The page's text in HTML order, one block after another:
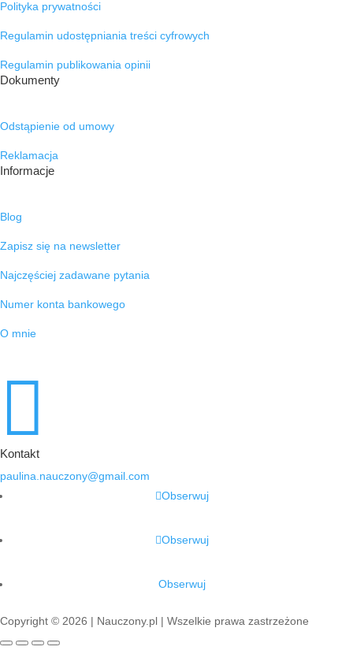
Polityka prywatności
Regulamin udostępniania treści cyfrowych
Regulamin publikowania opinii
Dokumenty
Odstąpienie od umowy
Reklamacja
Informacje
Blog
Zapisz się na newsletter
Najczęściej zadawane pytania
Numer konta bankowego
O mnie

Kontakt
paulina.nauczony@gmail.com
Obserwuj
Obserwuj
Obserwuj
Copyright © 2026 | Nauczony.pl | Wszelkie prawa zastrzeżone